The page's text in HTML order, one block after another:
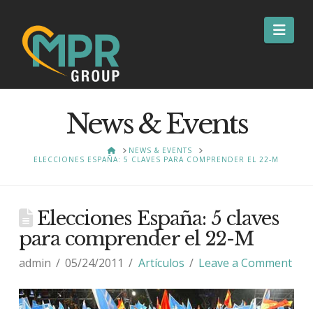
News & Events
HOMENEWS & EVENTS
ELECCIONES ESPAÑA: 5 CLAVES PARA COMPRENDER EL 22-M
Elecciones España: 5 claves
para comprender el 22-M
admin 05/24/2011 Artículos Leave a Comment